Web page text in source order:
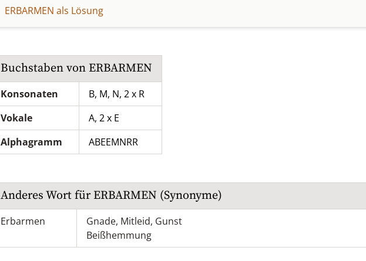
ERBARMEN als Lösung
Buchstaben von ERBARMEN
Konsonaten
B, M, N, 2 x R
Vokale
A, 2 x E
Alphagramm
ABEEMNRR
Anderes Wort fürERBARMEN (Synonyme)
Erbarmen Gnade, Mitleid, Gunst
Beißhemmung